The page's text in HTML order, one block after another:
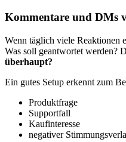
Kommentare und DMs
Wenn täglich viele Reaktionen
Was soll geantwortet werden?
überhaupt?
Ein gutes Setup erkennt zum
Produktfrage
Supportfall
Kaufinteresse
negativer